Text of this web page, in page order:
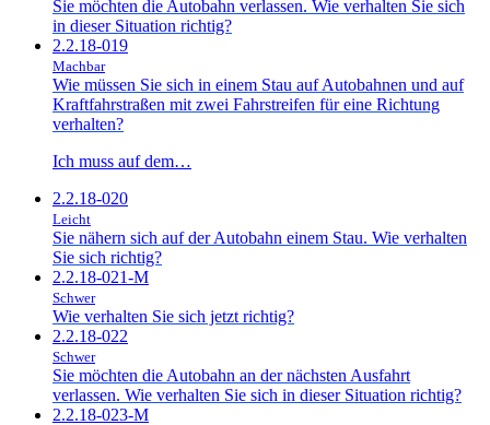
Sie möchten die Autobahn verlassen. Wie verhalten Sie sich
in dieser Situation richtig?
2.2.18-019
Machbar
Wie müssen Sie sich in einem Stau auf Autobahnen und auf
Kraftfahrstraßen mit zwei Fahrstreifen für eine Richtung
verhalten?
Ich muss auf dem…
2.2.18-020
Leicht
Sie nähern sich auf der Autobahn einem Stau. Wie verhalten
Sie sich richtig?
2.2.18-021-M
Schwer
Wie verhalten Sie sich jetzt richtig?
2.2.18-022
Schwer
Sie möchten die Autobahn an der nächsten Ausfahrt
verlassen. Wie verhalten Sie sich in dieser Situation richtig?
2.2.18-023-M